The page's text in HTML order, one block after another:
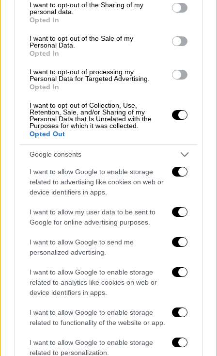
not limited to your visit or usage behaviour. You may click to
grant or deny consent to Google and its third-party tags to
use your data for below specified purposes in below Google
consent section.
I want to opt-out of the Sharing of my
personal data.
Opted In
I want to opt-out of the Sale of my
Personal Data.
Opted In
I want to opt-out of processing my
Personal Data for Targeted Advertising.
Opted In
I want to opt-out of Collection, Use,
Retention, Sale, and/or Sharing of my
Personal Data that Is Unrelated with the
Purposes for which it was collected.
Opted Out
Google consents
I want to allow Google to enable storage
related to advertising like cookies on web or
device identifiers in apps.
I want to allow my user data to be sent to
Google for online advertising purposes.
I want to allow Google to send me
personalized advertising.
I want to allow Google to enable storage
related to analytics like cookies on web or
device identifiers in apps.
I want to allow Google to enable storage
related to functionality of the website or app.
I want to allow Google to enable storage
related to personalization.
Our Network| 16.07.2026 13:00
Συγκλονιστικά νερά, δωμάτια πάνω στη
θάλασσα: Το νησί-τσέπης που κάνεις τις
πιο τίμιες διακοπές, περπατιέται από τη
μία άκρη στην άλλη
Άγρια ομορφιά, εθιστική, σε ένα μέρος που